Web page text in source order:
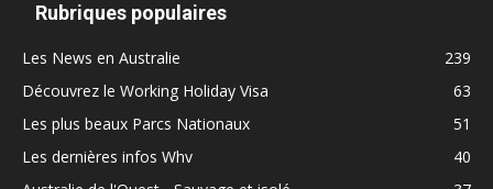
Rubriques populaires
Les News en Australie
239
Découvrez le Working Holiday Visa
63
Les plus beaux Parcs Nationaux
51
Les dernières infos Whv
40